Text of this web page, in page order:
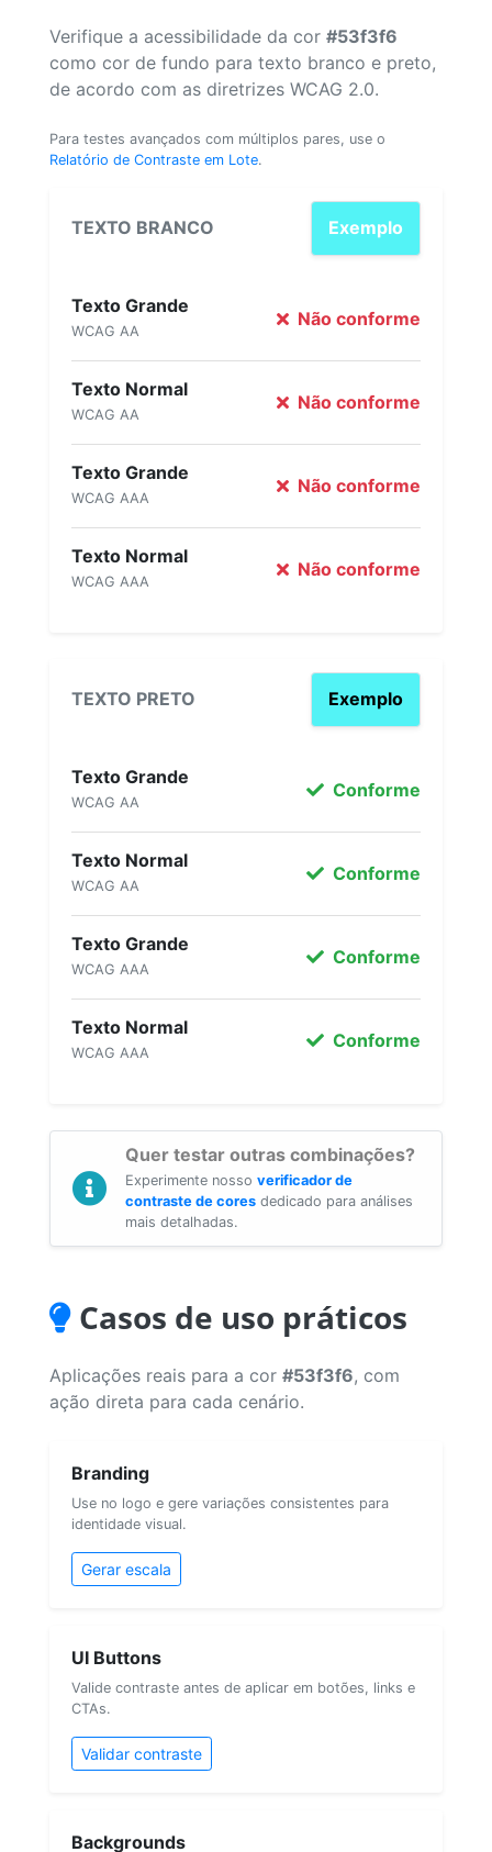
Verifique a acessibilidade da cor #53f3f6
como cor de fundo para texto branco e preto,
de acordo com as diretrizes WCAG 2.0.
Para testes avançados com múltiplos pares, use o
Relatório de Contraste em Lote.
TEXTO BRANCO Exemplo
Texto Grande
WCAG AA
Não conforme
Texto Normal
WCAG AA
Não conforme
Texto Grande
WCAG AAA
Não conforme
Texto Normal
WCAG AAA
Não conforme
TEXTO PRETO Exemplo
Texto Grande
WCAG AA
Conforme
Texto Normal
WCAG AA
Conforme
Texto Grande
WCAG AAA
Conforme
Texto Normal
WCAG AAA
Conforme
Quer testar outras combinações?
Experimente nosso verificador de
contraste de cores dedicado para análises
mais detalhadas.
Casos de uso práticos
Aplicações reais para a cor #53f3f6, com
ação direta para cada cenário.
Branding
Use no logo e gere variações consistentes para
identidade visual.
Gerar escala
UI Buttons
Valide contraste antes de aplicar em botões, links e
CTAs.
Validar contraste
Backgrounds